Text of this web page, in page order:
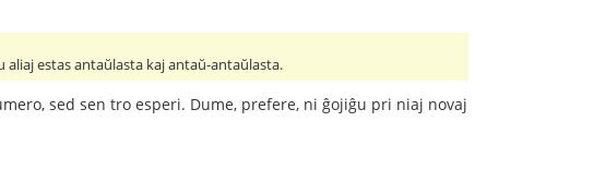
estas antaŭlasta kaj antaŭ-antaŭlasta.
sed sen tro esperi. Dume, prefere, ni ĝojiĝu pri niaj novaj